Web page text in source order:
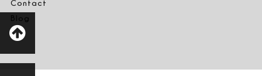
Contact
Blog